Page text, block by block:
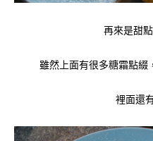
再來是甜
雖然上面有很多糖霜點綴
裡面還